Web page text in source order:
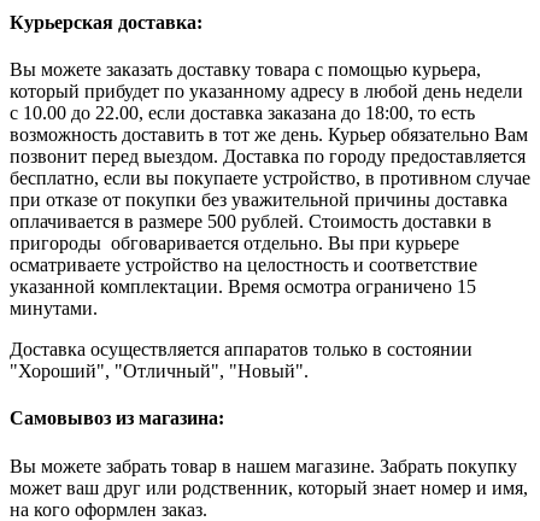
Курьерская доставка:
Вы можете заказать доставку товара с помощью курьера,
который прибудет по указанному адресу в любой день недели
с 10.00 до 22.00, если доставка заказана до 18:00, то есть
возможность доставить в тот же день. Курьер обязательно Вам
позвонит перед выездом. Доставка по городу предоставляется
бесплатно, если вы покупаете устройство, в противном случае
при отказе от покупки без уважительной причины доставка
оплачивается в размере 500 рублей. Стоимость доставки в
пригороды обговаривается отдельно. Вы при курьере
осматриваете устройство на целостность и соответствие
указанной комплектации. Время осмотра ограничено 15
минутами.
Доставка осуществляется аппаратов только в состоянии
"Хороший", "Отличный", "Новый".
Самовывоз из магазина:
Вы можете забрать товар в нашем магазине. Забрать покупку
может ваш друг или родственник, который знает номер и имя,
на кого оформлен заказ.